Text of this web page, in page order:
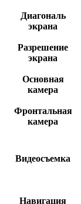
Диагональ
экрана
Разрешение
экрана
Основная
камера
Фронтальная
камера
Видеосъемка
Навигация